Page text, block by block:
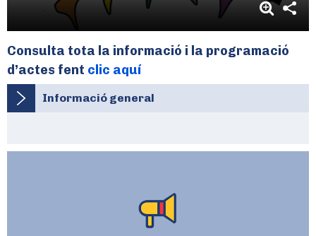
Consulta tota la informació i la programació
d’actes fent clic aquí
Informació general